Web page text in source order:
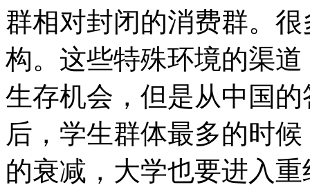
群相对封闭的消费群。
构。这些特殊环境的渠
生存机会，但是从中国
后，学生群体最多的时
的衰减，大学也要进入